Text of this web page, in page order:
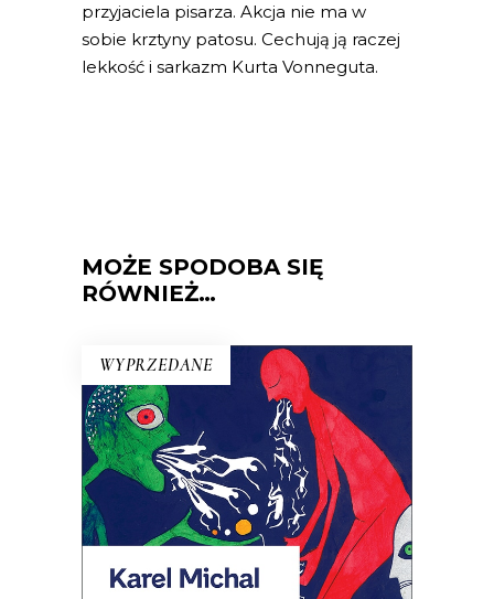
przyjaciela pisarza. Akcja nie ma w
sobie krztyny patosu. Cechują ją raczej
lekkość i sarkazm Kurta Vonneguta.
MOŻE SPODOBA SIĘ
RÓWNIEŻ…
WYPRZEDANE
STRASZYDŁA NA CO DZIEŃ
Opowiadania, w których do
racjonalnego świata wkracza
irracjonalne: niedźwiedź umie